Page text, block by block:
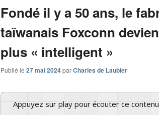
Fondé il y a 50 ans, le
taïwanais Foxconn
plus « intelligent »
Publié le 27 mai 2024parCharles de Laubier
Appuyez sur play pour écouter ce contenu